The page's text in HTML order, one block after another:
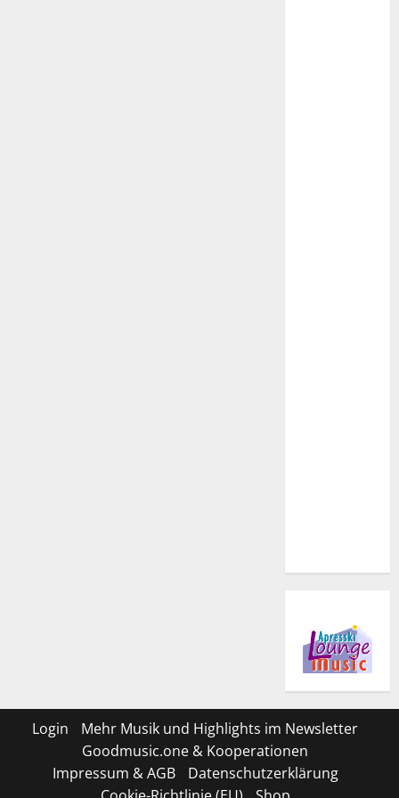
Login
Mehr Musik und Highlights im Newsletter
Goodmusic.one & Kooperationen
Impressum & AGB
Datenschutzerklärung